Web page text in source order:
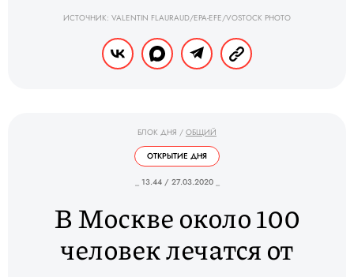
ИСТОЧНИК: VALENTIN FLAURAUD/EPA-EFE/VOSTOCK PHOTO
БЛОК ДНЯ / ОБЩИЙ
ОТКРЫТИЕ ДНЯ
_ 13.44 / 27.03.2020 _
В Москве около 100
человек лечатся от